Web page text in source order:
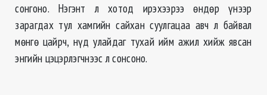
сонгоно. Нэгэнт л хотод ирэхээрээ өндөр үнээр
зарагдах тул хамгийн сайхан суулгацаа авч л байвал
мөнгө цайрч, нүд улайдаг тухай ийм ажил хийж явсан
энгийн цэцэрлэгчнээс л сонсоно.